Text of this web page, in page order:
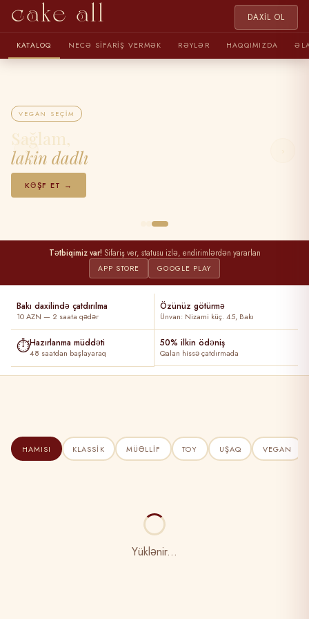
cake all DAXIL OL
KATALOQ NECƏ SIFARIŞ VERMƏK RƏYLƏR HAQQIMIZDA
VEGAN SEÇIM
Sağlam,
lakin dadlı
KƏŞF ET →
‹ ›
Tətbiqimiz var! Sifariş ver, statusu izlə, endirimlərdən yararlan
APP STORE GOOGLE PLAY
Bakı daxilində çatdırılma
10 AZN — 2 saata qədər
Özünüz götürmə
Ünvan: Nizami küç. 45, Bakı
⏱Hazırlanma müddəti
48 saatdan başlayaraq
50% ilkin ödəniş
Qalan hissə çatdırmada
HAMISI KLASSIK MÜƏLLIF TOY UŞAQ VEGAN
Yüklənir...